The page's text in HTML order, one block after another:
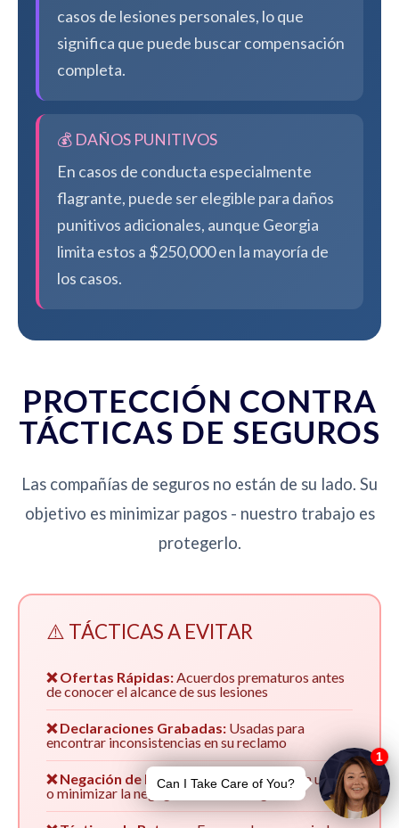
casos de lesiones personales, lo que
significa que puede buscar compensación
completa.
💰 DAÑOS PUNITIVOS
En casos de conducta especialmente
flagrante, puede ser elegible para daños
punitivos adicionales, aunque Georgia
limita estos a $250,000 en la mayoría de
los casos.
PROTECCIÓN CONTRA
TÁCTICAS DE SEGUROS
Las compañías de seguros no están de su lado. Su
objetivo es minimizar pagos - nuestro trabajo es
protegerlo.
⚠️ TÁCTICAS A EVITAR
❌ Ofertas Rápidas:Acuerdos prematuros antes
de conocer el alcance de sus lesiones
❌ Declaraciones Grabadas: Usadas para
encontrar inconsistencias en su reclamo
❌ Negación de Responsabilidad:Culpar a usted
o minimizar la negligencia de su asegurado